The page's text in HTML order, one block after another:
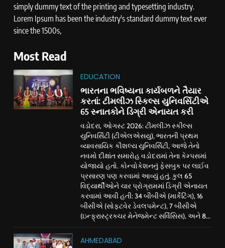
simply dummy text of the printing and typesetting industry.
Lorem Ipsum has been the industry's standard dummy text ever
since the 1500s,
Most Read
EDUCATION
ભારતના ભવિષ્યના કાર્યબળને તૈયાર
કરતાં: ટીમલીઝ સ્કિલ્સ યુનિવર્સિટીએ
65 સ્નાતકોને ડિગ્રી એનાયત કરી
વડોદરા, ઓગસ્ટ 2026: ટીમલીઝ સ્કીલ્સ
યુનિવર્સિટી (ટીએલએસયુ), ભારતની પ્રથમ
વ્યાવસાયિક કૌશલ્ય યુનિવર્સિટી, આજે તેનો
નવમો દીક્ષાંત સમારોહ વડોદરામાં તેના કેમ્પસમાં
યોજાયો હતો. કોન્વોકેશનનું ફેસબુક પર લાઈવ
પ્રસારણ પણ કરવામાં આવ્યું હતું. કુલ 65
વિદ્યાર્થીઓને ચાર પ્રોગ્રામમાં ડિગ્રી એનાયત
કરવામાં આવી હતી: 34 બીબીએ (માર્કેટિંગ), 16
બીસીએ (સોફ્ટવેર ડેવલપમેન્ટ), 7 બીસીએ
(ઇન્ફ્રાસ્ટ્રક્ચર મેનેજમેન્ટ સર્વિસિસ), અને 8...
AHMEDABAD